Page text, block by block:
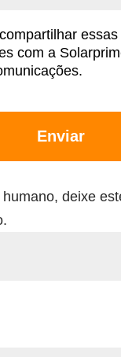
essas
com a
Enviar
deixe